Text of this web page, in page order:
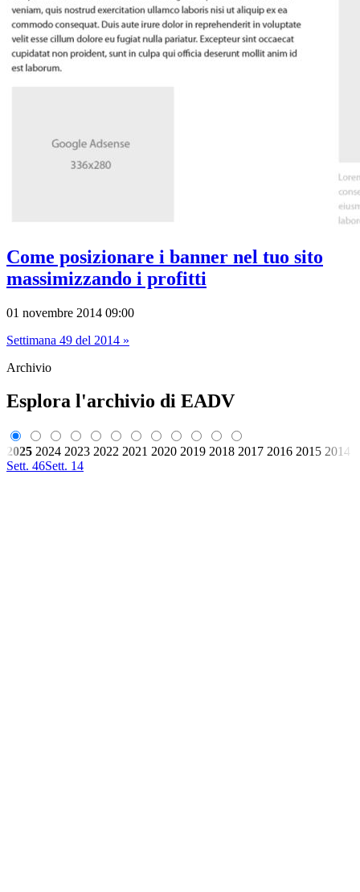
Come posizionare i banner nel tuo sito
massimizzando i profitti
01 novembre 2014 09:00
Settimana 49 del 2014 »
Archivio
Esplora l'archivio di EADV
2025 2024 2023 2022 2021 2020 2019 2018 2017 2016 2015 2014
Sett. 46Sett. 14